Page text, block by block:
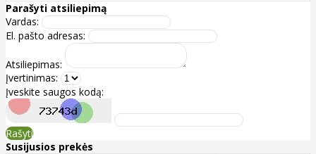
Parašyti atsiliepimą
Vardas:
El. pašto adresas:
Atsiliepimas:
Įvertinimas:
Įveskite saugos kodą:
Rašyti
Susijusios prekės